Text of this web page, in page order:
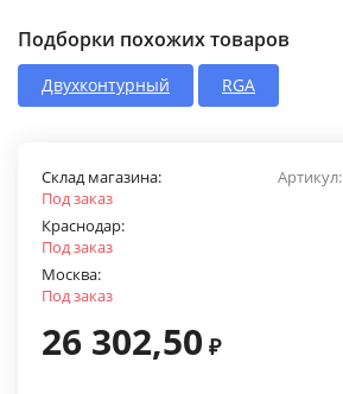
Подборки похожих товаров
Двухконтурный RGA
Артикул:
Склад магазина:
Под заказ
Краснодар:
Под заказ
Москва:
Под заказ
26 302,50 ₽